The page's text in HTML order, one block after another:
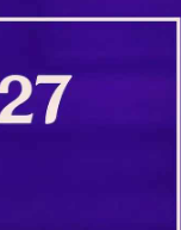
слово...